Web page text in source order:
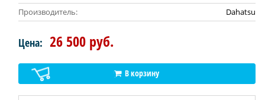
Производитель:
Dahatsu
Цена: 26 500 руб.
В корзину